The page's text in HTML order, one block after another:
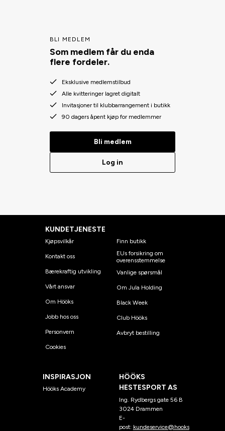
BLI MEDLEM
Som medlem får du enda
flere fordeler.
Eksklusive medlemstilbud
Alle kvitteringer lagret digitalt
Invitasjoner til klubbarrangement i butikk
90 dagers åpent kjøp for medlemmer
Bli medlem
Log in
KUNDETJENESTE
Kjøpsvilkår
Kontakt oss
Bærekraftig utvikling
Vårt ansvar
Om Hööks
Jobb hos oss
Personvern
Cookies
Finn butikk
EUs forsikring om
overensstemmelse
Vanlige spørsmål
Om Jula Holding
Black Week
Club Hööks
Avbryt bestilling
INSPIRASJON
Hööks Academy
HÖÖKS
HESTESPORT AS
Ing. Rydbergs gate 56 B
3024 Drammen
E-
post: kundeservice@hooks